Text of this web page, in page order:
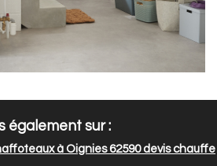
également sur :
à Oignies 62590devis chauffe